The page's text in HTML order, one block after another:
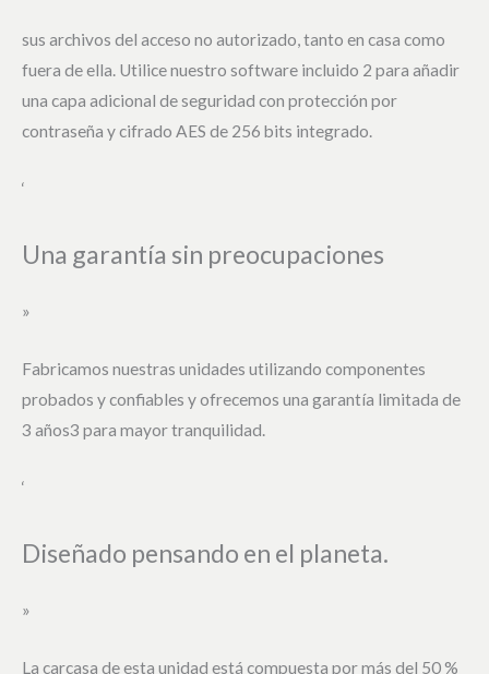
sus archivos del acceso no autorizado, tanto en casa como
fuera de ella. Utilice nuestro software incluido 2 para añadir
una capa adicional de seguridad con protección por
contraseña y cifrado AES de 256 bits integrado.
‘
Una garantía sin preocupaciones
»
Fabricamos nuestras unidades utilizando componentes
probados y confiables y ofrecemos una garantía limitada de
3 años3 para mayor tranquilidad.
‘
Diseñado pensando en el planeta.
»
La carcasa de esta unidad está compuesta por más del 50 %